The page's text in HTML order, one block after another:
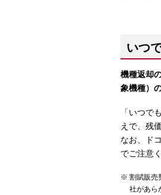
いつ
機種返却
象機種）
「いつで
えで、残
なお、ド
でご注意
割賦販売
社があら